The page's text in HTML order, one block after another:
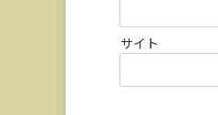
サイト